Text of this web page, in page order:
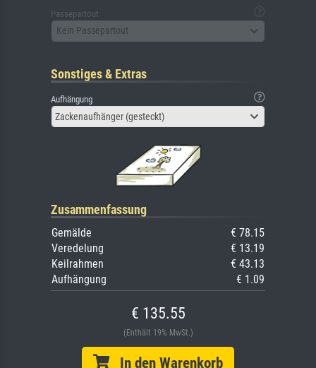
Passepartout
Kein Passepartout
Sonstiges & Extras
Aufhängung
Zackenaufhänger (gesteckt)
Zusammenfassung
Gemälde
€ 78.15
Veredelung
€ 13.19
Keilrahmen
€ 43.13
Aufhängung
€ 1.09
€ 135.55
(Enthält 19% MwSt.)
In den Warenkorb